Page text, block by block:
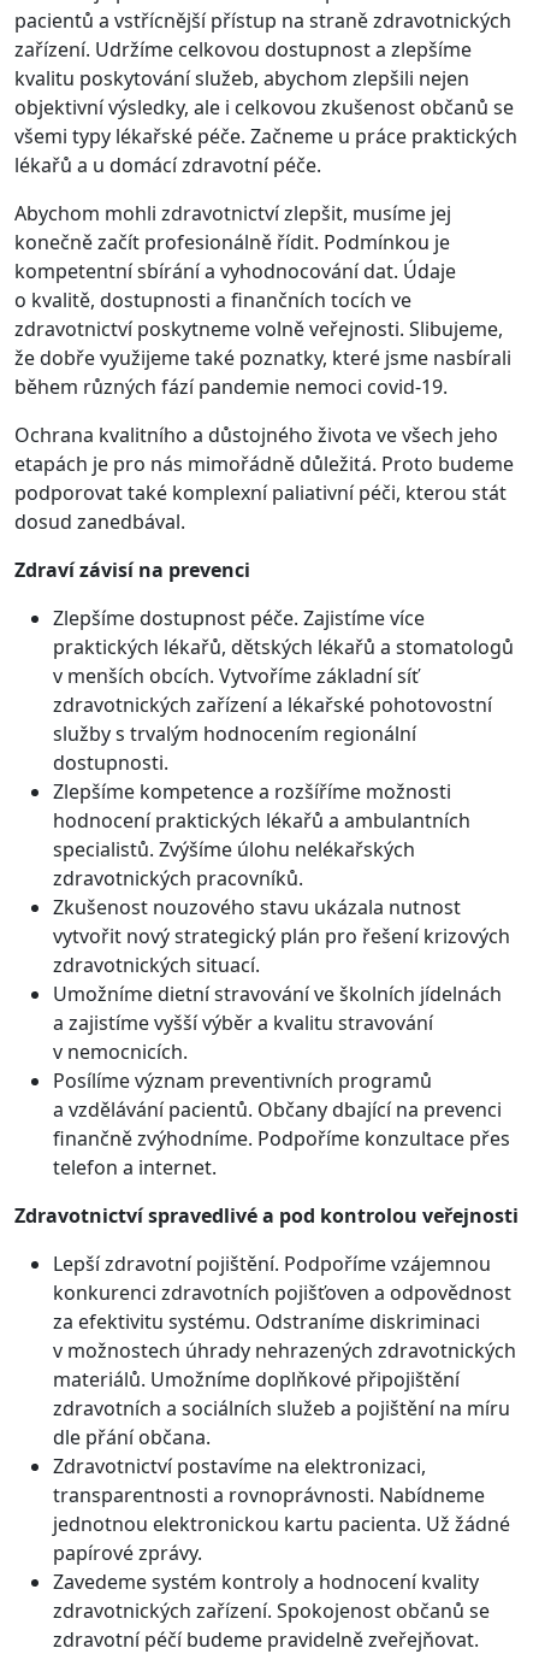
pacientů a vstřícnější přístup na straně zdravotnických
zařízení. Udržíme celkovou dostupnost a zlepšíme
kvalitu poskytování služeb, abychom zlepšili nejen
objektivní výsledky, ale i celkovou zkušenost občanů se
všemi typy lékařské péče. Začneme u práce praktických
lékařů a u domácí zdravotní péče.
Abychom mohli zdravotnictví zlepšit, musíme jej
konečně začít profesionálně řídit. Podmínkou je
kompetentní sbírání a vyhodnocování dat. Údaje
o kvalitě, dostupnosti a finančních tocích ve
zdravotnictví poskytneme volně veřejnosti. Slibujeme,
že dobře využijeme také poznatky, které jsme nasbírali
během různých fází pandemie nemoci covid-19.
Ochrana kvalitního a důstojného života ve všech jeho
etapách je pro nás mimořádně důležitá. Proto budeme
podporovat také komplexní paliativní péči, kterou stát
dosud zanedbával.
Zdraví závisí na prevenci
Zlepšíme dostupnost péče. Zajistíme více
praktických lékařů, dětských lékařů a stomatologů
v menších obcích. Vytvoříme základní síť
zdravotnických zařízení a lékařské pohotovostní
služby s trvalým hodnocením regionální
dostupnosti.
Zlepšíme kompetence a rozšíříme možnosti
hodnocení praktických lékařů a ambulantních
specialistů. Zvýšíme úlohu nelékařských
zdravotnických pracovníků.
Zkušenost nouzového stavu ukázala nutnost
vytvořit nový strategický plán pro řešení krizových
zdravotnických situací.
Umožníme dietní stravování ve školních jídelnách
a zajistíme vyšší výběr a kvalitu stravování
v nemocnicích.
Posílíme význam preventivních programů
a vzdělávání pacientů. Občany dbající na prevenci
finančně zvýhodníme. Podpoříme konzultace přes
telefon a internet.
Zdravotnictví spravedlivé a pod kontrolou veřejnosti
Lepší zdravotní pojištění. Podpoříme vzájemnou
konkurenci zdravotních pojišťoven a odpovědnost
za efektivitu systému. Odstraníme diskriminaci
v možnostech úhrady nehrazených zdravotnických
materiálů. Umožníme doplňkové připojištění
zdravotních a sociálních služeb a pojištění na míru
dle přání občana.
Zdravotnictví postavíme na elektronizaci,
transparentnosti a rovnoprávnosti. Nabídneme
jednotnou elektronickou kartu pacienta. Už žádné
papírové zprávy.
Zavedeme systém kontroly a hodnocení kvality
zdravotnických zařízení. Spokojenost občanů se
zdravotní péčí budeme pravidelně zveřejňovat.